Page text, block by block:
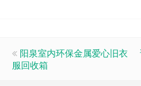
阳泉室内环保金属爱心旧衣
服回收箱